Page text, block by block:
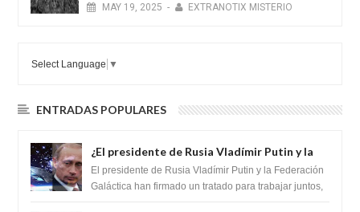
MAY 19, 2025 - EXTRANOTIX MISTERIO
Select Language ▼
ENTRADAS POPULARES
¿El presidente de Rusia Vladímir Putin y la
Federación Galactica han firmado un
tratado para acabar con los Sionistas?
El presidente de Rusia Vladímir Putin y la Federación
Galáctica han firmado un tratado para trabajar juntos,